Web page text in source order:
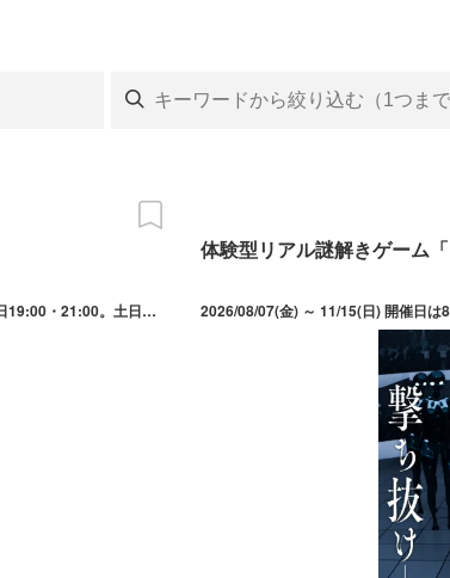
2026/06/17(水) ～ 08/30(日) 開催日は期間中の水木金土日祝日。開催時間は平日19:00・21:00。土日祝10:00・13:00・15:00・17:00・19:00。8/13・14の開催時間は10:00・13:00・15:00・17:00・19:00。
体験型リアル謎解きゲーム